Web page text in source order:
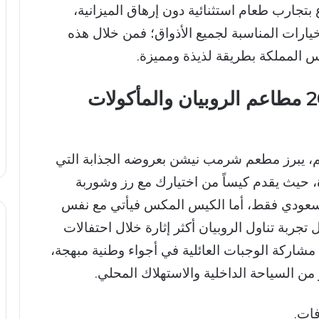
بتجارب طعام استثنائية دون إرهاق الميزانية،
المناسبة لجميع الأذواق؛ فمن خلال هذه
المملكة بطريقة لذيذة ومميزة.
أبرز عروض يوم التأسيس 2026 مطاعم الروبيان والمأكولات
يبرز مطعم شرمب نيشن بعروضه الجذابة التي
حيث يقدم كيساً من اختيارك مع رز وشوربة
وتمر وماء مقابل 89 ريال سعودي فقط، أما الكيس المكس فيأتي مع نفس
تجعل تجربة تناول الروبيان أكثر إثارة خلال احتفالات
الوجبات العائلية في أجواء وطنية مبهجة،
السياحة الداخلية والاستهلاك المحلي.